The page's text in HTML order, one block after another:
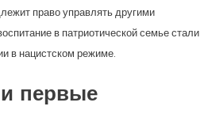
право управлять другими
в патриотической семье стали
в нацистском режиме.
первые